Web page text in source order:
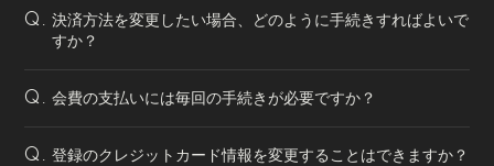
Q. 決済方法を変更したい場合、どのように手続きすればよいで
すか？
Q. 会費の支払いには毎回の手続きが必要ですか？
Q. 登録のクレジットカード情報を変更することはできますか？